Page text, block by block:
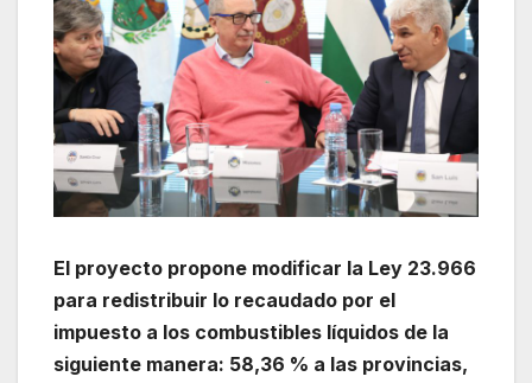
El proyecto propone modificar la Ley 23.966
para redistribuir lo recaudado por el
impuesto a los combustibles líquidos de la
siguiente manera: 58,36 % a las provincias,